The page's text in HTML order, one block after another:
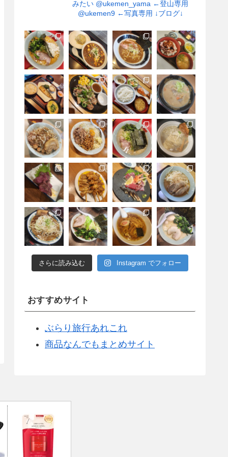
みたい @ukemen_yama ←登山専用
@ukemen9 ←写真専用 ↓ブログ↓
さらに読み込む Instagram でフォロー
おすすめサイト
ぶらり旅行あれこれ
商品なんでもまとめサイト